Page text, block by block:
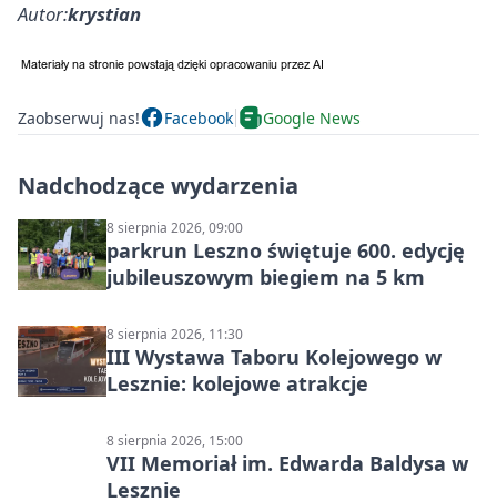
Autor:krystian
Zaobserwuj nas! Facebook Google News
Nadchodzące wydarzenia
8 sierpnia 2026, 09:00
parkrun Leszno świętuje 600. edycję
jubileuszowym biegiem na 5 km
8 sierpnia 2026, 11:30
III Wystawa Taboru Kolejowego w
Lesznie: kolejowe atrakcje
8 sierpnia 2026, 15:00
VII Memoriał im. Edwarda Baldysa w
Lesznie